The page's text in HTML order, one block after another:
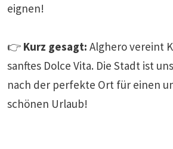
eignen!
👉 Kurz gesagt: Alghero vereint
sanftes Dolce Vita. Die Stadt ist
nach der perfekte Ort für einen
schönen Urlaub!